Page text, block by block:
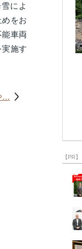
によ
をお
車両
施す
…
【PR】